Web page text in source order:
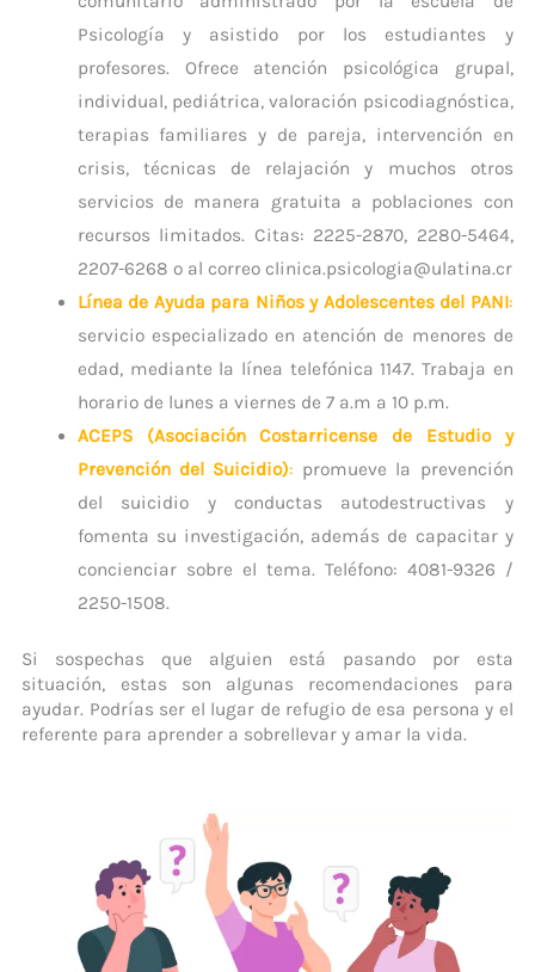
Psicología y asistido por los estudiantes y
profesores. Ofrece atención psicológica grupal,
individual, pediátrica, valoración psicodiagnóstica,
terapias familiares y de pareja, intervención en
crisis, técnicas de relajación y muchos otros
servicios de manera gratuita a poblaciones con
recursos limitados. Citas: 2225-2870, 2280-5464,
2207-6268 o al correo clinica.psicologia@ulatina.cr
Línea de Ayuda para Niños y Adolescentes del PANI:
servicio especializado en atención de menores de
edad, mediante la línea telefónica 1147. Trabaja en
horario de lunes a viernes de 7 a.m a 10 p.m.
ACEPS (Asociación Costarricense de Estudio y
Prevención del Suicidio): promueve la prevención
del suicidio y conductas autodestructivas y
fomenta su investigación, además de capacitar y
concienciar sobre el tema. Teléfono: 4081-9326 /
2250-1508.
Si sospechas que alguien está pasando por esta
situación, estas son algunas recomendaciones para
ayudar. Podrías ser el lugar de refugio de esa persona y el
referente para aprender a sobrellevar y amar la vida.